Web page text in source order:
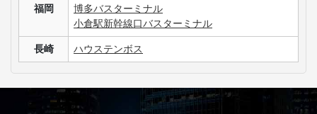
福岡
博多バスターミナル
小倉駅新幹線口バスターミナル
長崎 ハウステンボス